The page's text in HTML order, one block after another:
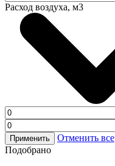
Расход воздуха, м3
Применить
Отменить все
Подобрано